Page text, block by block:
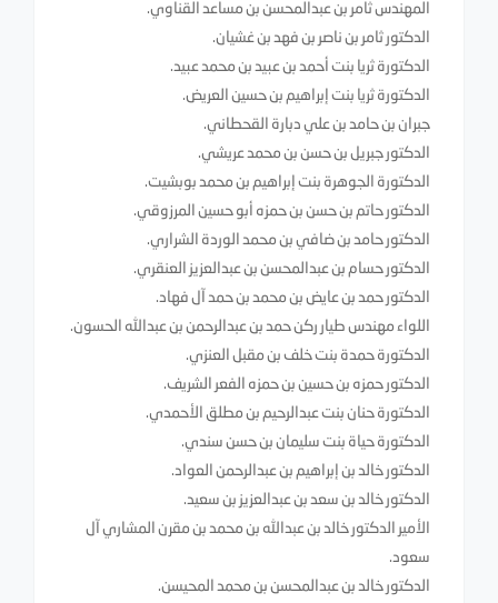
المهندس ثامر بن عبدالمحسن بن مساعد القناوي.
الدكتور ثامر بن ناصر بن فهد بن غشيان.
الدكتورة ثريا بنت أحمد بن عبيد بن محمد عبيد.
الدكتورة ثريا بنت إبراهيم بن حسين العريض.
جبران بن حامد بن علي دبارة القحطاني.
الدكتور جبريل بن حسن بن محمد عريشي.
الدكتورة الجوهرة بنت إبراهيم بن محمد بوبشيت.
الدكتور حاتم بن حسن بن حمزه أبو حسين المرزوقي.
الدكتور حامد بن ضافي بن محمد الوردة الشراري.
الدكتور حسام بن عبدالمحسن بن عبدالعزيز العنقري.
الدكتور حمد بن عايض بن محمد بن حمد آل فهاد.
اللواء مهندس طيار ركن حمد بن عبدالرحمن بن عبدالله الحسون.
الدكتورة حمدة بنت خلف بن مقبل العنزي.
الدكتور حمزه بن حسين بن حمزه الفعر الشريف.
الدكتورة حنان بنت عبدالرحيم بن مطلق الأحمدي.
الدكتورة حياة بنت سليمان بن حسن سندي.
الدكتور خالد بن إبراهيم بن عبدالرحمن العواد.
الدكتور خالد بن سعد بن عبدالعزيز بن سعيد.
الأمير الدكتور خالد بن عبدالله بن محمد بن مقرن المشاري آل
سعود.
الدكتور خالد بن عبدالمحسن بن محمد المحيسن.